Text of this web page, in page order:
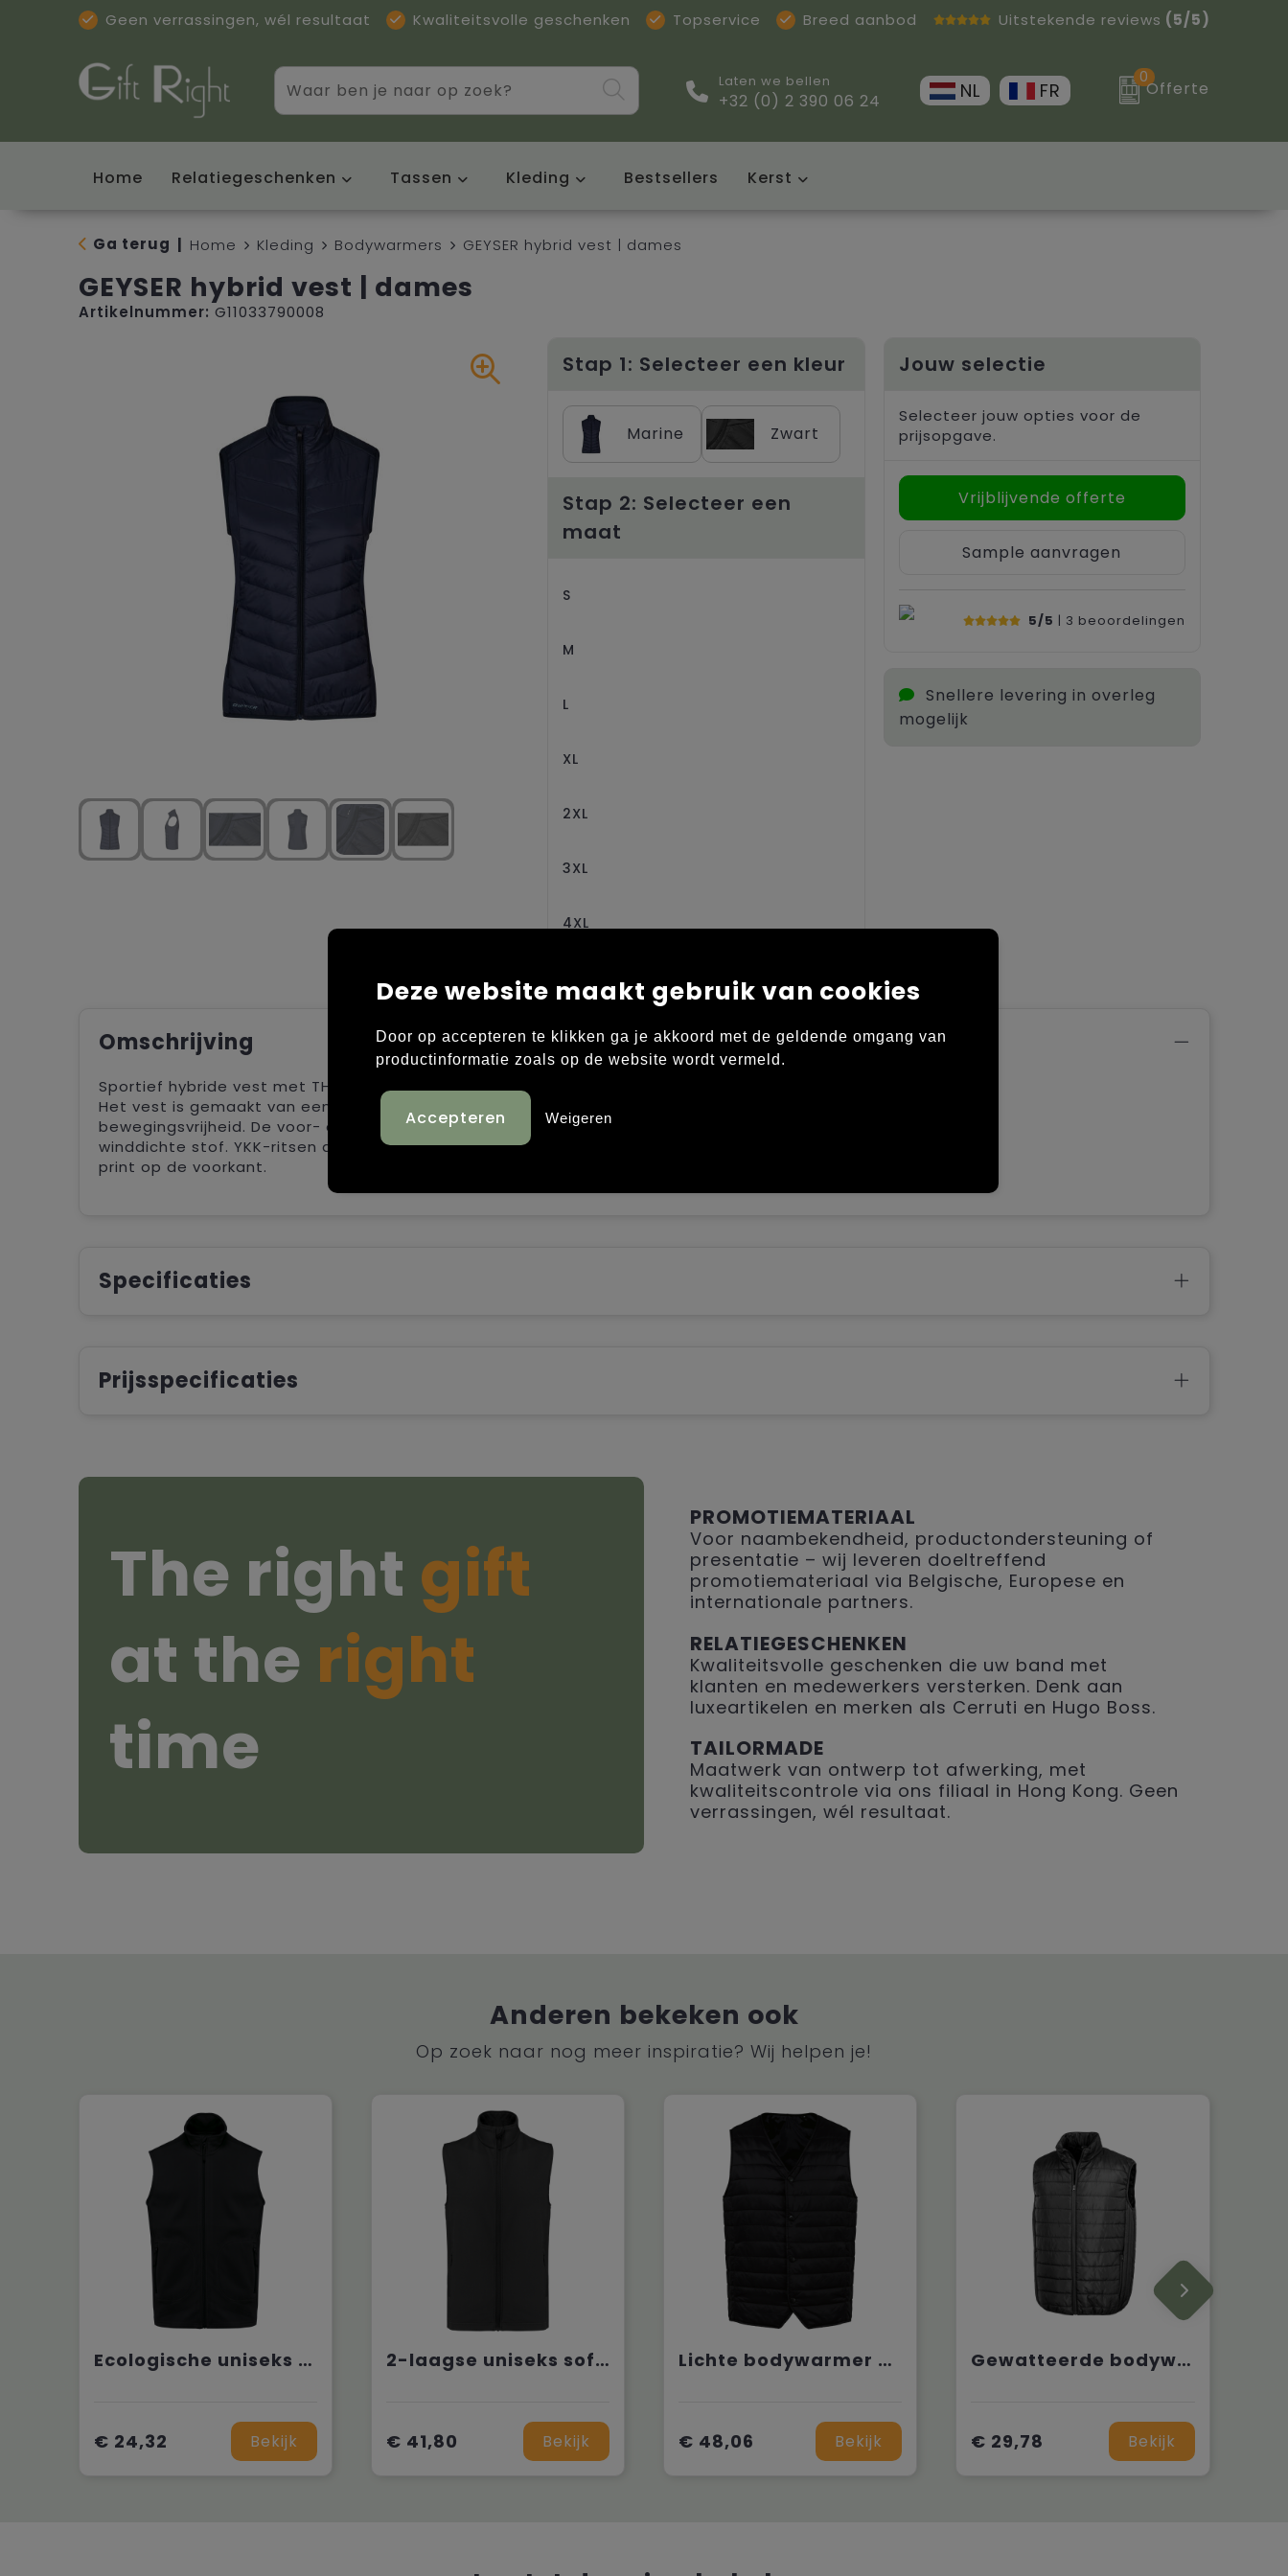
Geen verrassingen, wél resultaat Kwaliteitsvolle geschenken Topservice Breed aanbod Uitstekende reviews (5/5)
Laten we bellen
+32 (0) 2 390 06 24 NL FR
0
Offerte
Home Relatiegeschenken Tassen Kleding Bestsellers Kerst
Ga terug Home Kleding Bodywarmers GEYSER hybrid vest | dames
GEYSER hybrid vest | dames
Artikelnummer: G11033790008
Stap 1: Selecteer een kleur
Marine Zwart
Stap 2: Selecteer een
maat
S
M
L
XL
2XL
3XL
4XL
Jouw selectie
Selecteer jouw opties voor de
prijsopgave.
Vrijblijvende offerte
Sample aanvragen
5/5 | 3 beoordelingen
Snellere levering in overleg
mogelijk
Omschrijving
Sportief hybride vest met THERMOLITE®T-DOWN isolatie gemaakt van gerecyclede plastic flessen.
Het vest is gemaakt van een zachte stretchstof in vier richtingen voor optimaal comfort en
bewegingsvrijheid. De voor- en achterkant zijn gemaakt van een lichtgewicht, gewatteerde en
winddichte stof. YKK-ritsen aan de voor- en zijzakken. Elastische zoom en armsgaten. Reflecterende
print op de voorkant.
Specificaties
Prijsspecificaties
The right gift
at the right
time
PROMOTIEMATERIAAL
Voor naambekendheid, productondersteuning of
presentatie – wij leveren doeltreffend
promotiemateriaal via Belgische, Europese en
internationale partners.
RELATIEGESCHENKEN
Kwaliteitsvolle geschenken die uw band met
klanten en medewerkers versterken. Denk aan
luxeartikelen en merken als Cerruti en Hugo Boss.
TAILORMADE
Maatwerk van ontwerp tot afwerking, met
kwaliteitscontrole via ons filiaal in Hong Kong. Geen
verrassingen, wél resultaat.
Anderen bekeken ook
Op zoek naar nog meer inspiratie? Wij helpen je!
Ecologische uniseks bodywarmer van microfleece
€ 24,32 Bekijk
2-laagse uniseks softshell-bodywarmer
€ 41,80 Bekijk
Lichte bodywarmer voor heren
€ 48,06 Bekijk
Gewatteerde bodywarmer Core
€ 29,78 Bekijk
Deze website maakt gebruik van cookies
Door op accepteren te klikken ga je akkoord met de geldende omgang van
productinformatie zoals op de website wordt vermeld.
Weigeren